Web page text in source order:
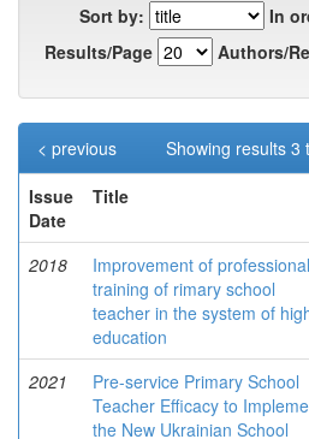
Sort by:
In
Results/Page
Authors/
Showing results 3
< previous
Issue
Date
Title
2018
Improvement of professional
training of rimary school
teacher in the system of
education
2021
Pre-service Primary School
Teacher Efficacy to
the New Ukrainian School